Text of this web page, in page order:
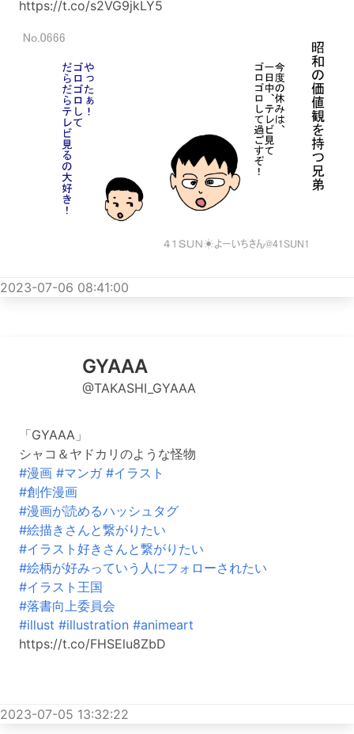
https://t.co/s2VG9jkLY5
2023-07-06 08:41:00
GYAAA
@TAKASHI_GYAAA
「GYAAA」
シャコ＆ヤドカリのような怪物
#漫画 #マンガ #イラスト
#創作漫画
#漫画が読めるハッシュタグ
#絵描きさんと繋がりたい
#イラスト好きさんと繋がりたい
#絵柄が好みっていう人にフォローされたい
#イラスト王国
#落書向上委員会
#illust #illustration #animeart
https://t.co/FHSElu8ZbD
2023-07-05 13:32:22